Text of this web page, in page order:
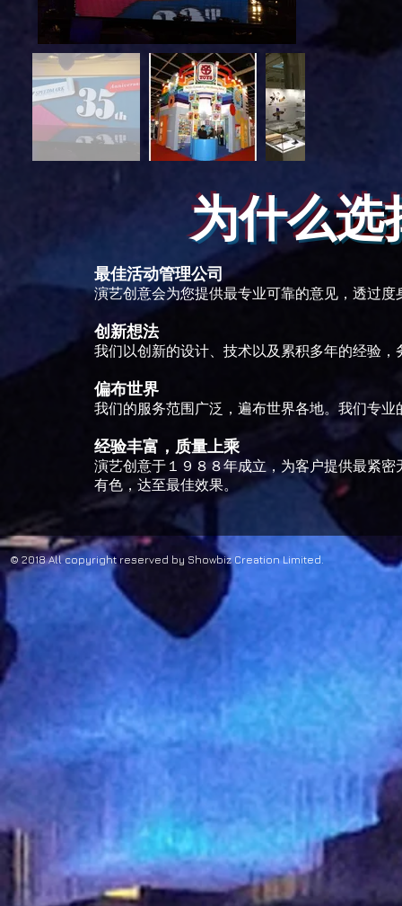
为什么
最佳活动管理公司
演艺创意会为您提供最专业可靠的意见，透过
创新想法
我们以创新的设计、技术以及累积多年的经验
偏布世界
我们的服务范围广泛，遍布世界各地。我们专
经验丰富，质量上乘
演艺创意于１９８８年成立，为客户提供最紧
有色，达至最佳效果。
© 2018 All copyright reserved by Showbiz Creation Limited.